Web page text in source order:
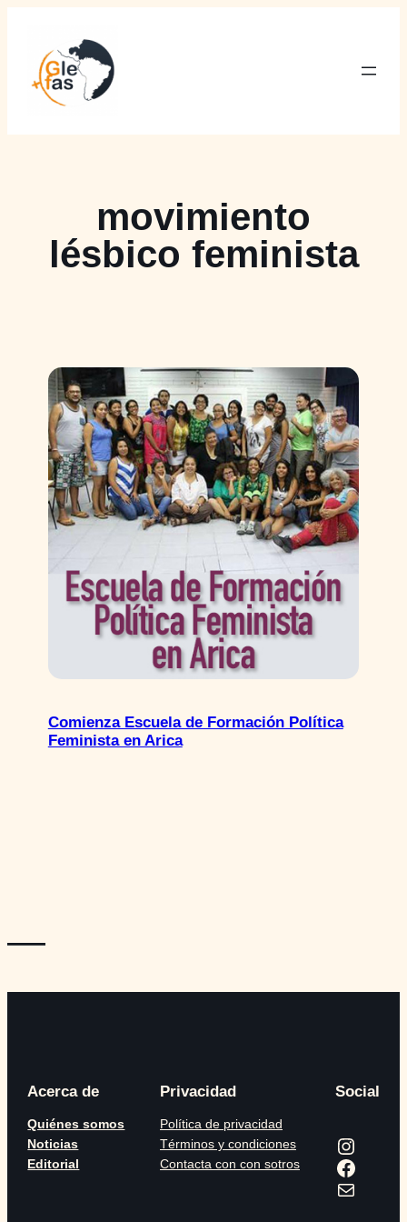
contenido
movimiento
lésbico feminista
Comienza Escuela de Formación Política
Feminista en Arica
—
Acerca de
Quiénes somos
Noticias
Editorial
Privacidad
Política de privacidad
Términos y condiciones
Contacta con con sotros
Social
Instagram
Facebook
Correo electrónico